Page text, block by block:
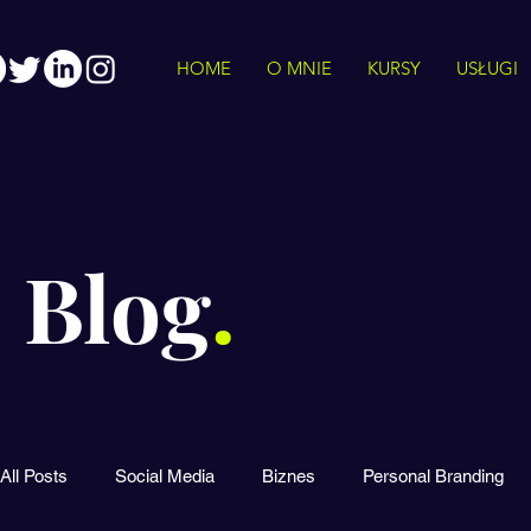
HOME O MNIE KURSY USŁUGI
Blog.
All Posts Social Media Biznes Personal Branding